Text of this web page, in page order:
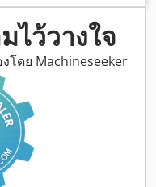
ไว้วางใจ
โดย Machineseeker